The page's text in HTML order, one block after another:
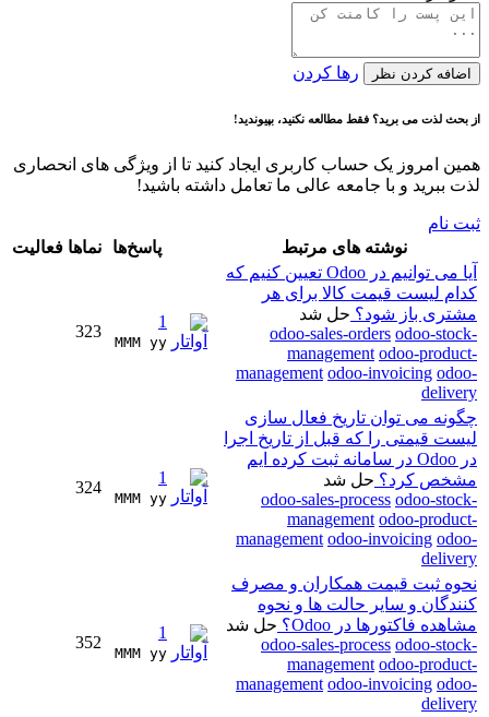
اضافه کردن نظر رها کردن
از بحث لذت می برید؟ فقط مطالعه نکنید، بپیوندید!
همین امروز یک حساب کاربری ایجاد کنید تا از ویژگی های انحصاری
لذت ببرید و با جامعه عالی ما تعامل داشته باشید!
ثبت نام
نوشته های مرتبط
پاسخ‌ها نماها فعالیت
آیا می توانیم در Odoo تعیین کنیم که
کدام لیست قیمت کالا برای هر
مشتری باز شود؟ حل شد
odoo-sales-orders odoo-stock-
management odoo-product-
management odoo-invoicing odoo-
delivery
1
MMM yy
323
چگونه می توان تاریخ فعال سازی
لیست قیمتی را که قبل از تاریخ اجرا
در Odoo در سامانه ثبت کرده ایم
مشخص کرد؟ حل شد
odoo-sales-process odoo-stock-
management odoo-product-
management odoo-invoicing odoo-
delivery
1
MMM yy
324
نحوه ثبت قیمت همکاران و مصرف
کنندگان و سایر حالت ها و نحوه
مشاهده فاکتورها در Odoo؟
حل شد
odoo-sales-process odoo-stock-
management odoo-product-
management odoo-invoicing odoo-
delivery
1
MMM yy
352